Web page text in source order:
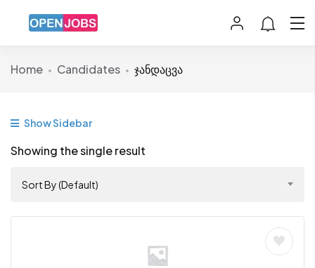
Home Candidates ჯანდაცვა
Show Sidebar
Showing the single result
Sort By (Default)